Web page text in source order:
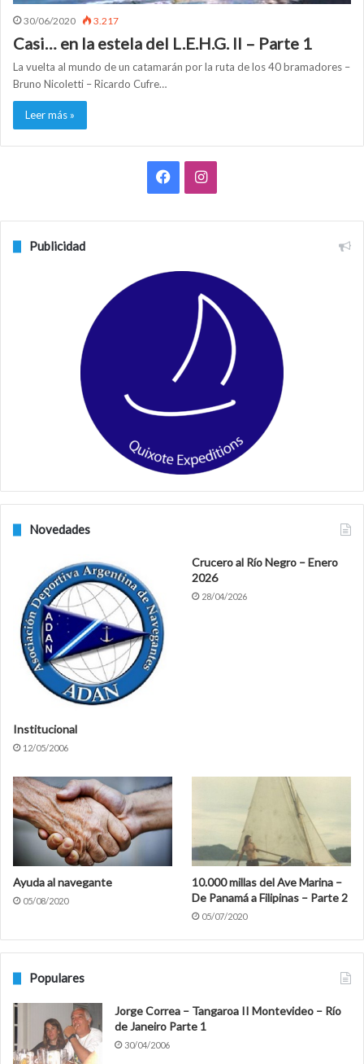
30/06/2020 3.217
Casi… en la estela del L.E.H.G. II – Parte 1
La vuelta al mundo de un catamarán por la ruta de los 40 bramadores –
Bruno Nicoletti – Ricardo Cufre…
Leer más »
e
o
I
t
a
a
Publicidad
Novedades
Institucional
12/05/2006
Crucero al Río Negro – Enero
2026
28/04/2026
Ayuda al navegante
05/08/2020
10.000 millas del Ave Marina –
De Panamá a Filipinas – Parte 2
05/07/2020
Populares
Jorge Correa – Tangaroa II Montevideo – Río
de Janeiro Parte 1
30/04/2006